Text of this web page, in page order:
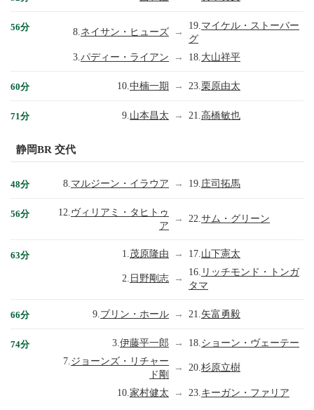
56分 8.ネイサン・ヒューズ →
19. マイケル・ストーバー
グ
3. パディー・ライアン → 18. 大山祥平
60分 10. 中楠一期 → 23. 栗原由太
71分 9. 山本昌太 → 21. 高橋敏也
静岡BR 交代
48分 8. マルジーン・イラウア → 19. 庄司拓馬
56分 12. ヴィリアミ・タヒトゥ
ア
→ 22.サム・グリーン
63分 1. 茂原隆由 → 17. 山下憲太
2. 日野剛志 →
16. リッチモンド・トンガ
タマ
66分 9. ブリン・ホール → 21. 矢富勇毅
74分 3. 伊藤平一郎 → 18. ショーン・ヴェーテー
7. ジョーンズ・リチャー
ド剛
→ 20.杉原立樹
10. 家村健太 → 23. キーガン・ファリア